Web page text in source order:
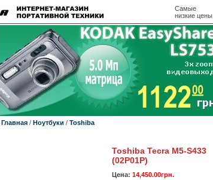
Самые
низкие цены
Главная/ Ноутбуки / Toshiba
Toshiba Tecra M5-S433
(02P01P)
Цена: 14,450.00грн.